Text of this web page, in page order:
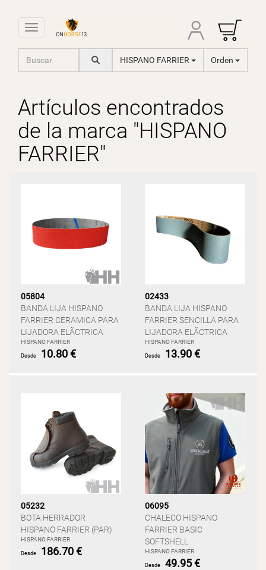
Toggle navigation
HISPANO FARRIER Orden
Artículos encontrados
de la marca "HISPANO
FARRIER"
05804
BANDA LIJA HISPANO
FARRIER CERAMICA PARA
LIJADORA ELÃCTRICA
HISPANO FARRIER
Desde 10.80 €
02433
BANDA LIJA HISPANO
FARRIER SENCILLA PARA
LIJADORA ELÃCTRICA
HISPANO FARRIER
Desde 13.90 €
05232
BOTA HERRADOR
HISPANO FARRIER (PAR)
HISPANO FARRIER
Desde 186.70 €
06095
CHALECO HISPANO
FARRIER BASIC
SOFTSHELL
HISPANO FARRIER
Desde 49.95 €